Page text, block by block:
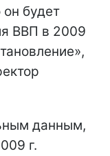
будет
ВВП в 2009
данным,
г.